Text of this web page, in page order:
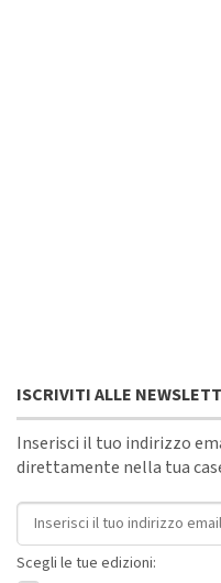
ISCRIVITI ALLE
Inserisci il tuo indirizzo
direttamente nella tua
Indirizzo email
Scegli le tue edizioni: